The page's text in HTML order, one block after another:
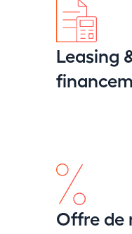
Leasing
Offre de